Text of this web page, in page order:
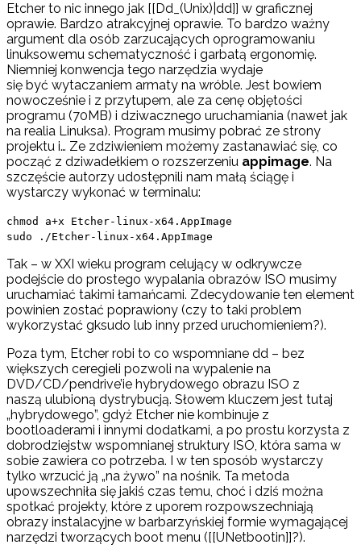
Etcher to nic innego jak [[Dd_(Unix)|dd]] w graficznej
oprawie. Bardzo atrakcyjnej oprawie. To bardzo ważny
argument dla osób zarzucających oprogramowaniu
linuksowemu schematyczność i garbatą ergonomię.
Niemniej konwencja tego narzędzia wydaje
się być wytaczaniem armaty na wróble. Jest bowiem
nowocześnie i z przytupem, ale za cenę objętości
programu (70MB) i dziwacznego uruchamiania (nawet jak
na realia Linuksa). Program musimy pobrać ze strony
projektu i… Ze zdziwieniem możemy zastanawiać się, co
począć z dziwadełkiem o rozszerzeniu appimage. Na
szczęście autorzy udostępnili nam małą ściągę i
wystarczy wykonać w terminalu:
chmod a+x Etcher-linux-x64.AppImage
sudo ./Etcher-linux-x64.AppImage
Tak – w XXI wieku program celujący w odkrywcze
podejście do prostego wypalania obrazów ISO musimy
uruchamiać takimi łamańcami. Zdecydowanie ten element
powinien zostać poprawiony (czy to taki problem
wykorzystać gksudo lub inny przed uruchomieniem?).
Poza tym, Etcher robi to co wspomniane dd – bez
większych ceregieli pozwoli na wypalenie na
DVD/CD/pendrive’ie hybrydowego obrazu ISO z
naszą ulubioną dystrybucją. Słowem kluczem jest tutaj
„hybrydowego”, gdyż Etcher nie kombinuje z
bootloaderami i innymi dodatkami, a po prostu korzysta z
dobrodziejstw wspomnianej struktury ISO, która sama w
sobie zawiera co potrzeba. I w ten sposób wystarczy
tylko wrzucić ją „na żywo” na nośnik. Ta metoda
upowszechniła się jakiś czas temu, choć i dziś można
spotkać projekty, które z uporem rozpowszechniają
obrazy instalacyjne w barbarzyńskiej formie wymagającej
narzędzi tworzących boot menu ([[UNetbootin]]?).